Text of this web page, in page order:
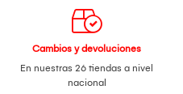
Cambios y devoluciones
En nuestras 26 tiendas a nivel
nacional